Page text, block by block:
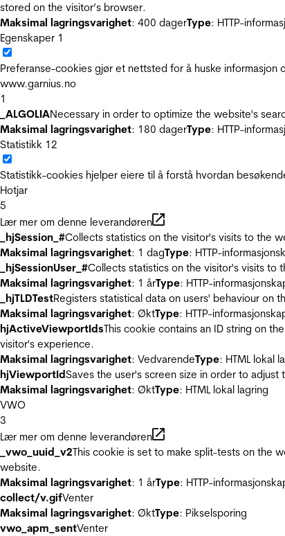
stored on the visitor’s browser.
Maksimal lagringsvarighet: 400 dagerType: HTTP-
Egenskaper 1
Preferanse-cookies gjør et nettsted for å huske
www.garnius.no
1
_ALGOLIANecessary in order to optimize the website's
Maksimal lagringsvarighet: 180 dagerType: HTTP-
Statistikk 12
Statistikk-cookies hjelper eiere til å forstå hvordan
Hotjar
5
Lær mer om denne leverandøren
_hjSession_#Collects statistics on the visitor's visits to the
Maksimal lagringsvarighet: 1 dagType: HTTP-
_hjSessionUser_#Collects statistics on the visitor's visits to
Maksimal lagringsvarighet: 1 årType: HTTP-
_hjTLDTestRegisters statistical data on users' behaviour
Maksimal lagringsvarighet: ØktType: HTTP-
hjActiveViewportIdsThis cookie contains an ID string on
visitor's experience.
Maksimal lagringsvarighet: VedvarendeType: HTML lokal
hjViewportIdSaves the user's screen size in order to
Maksimal lagringsvarighet: ØktType: HTML lokal lagring
VWO
3
Lær mer om denne leverandøren
_vwo_uuid_v2This cookie is set to make split-tests on the
website.
Maksimal lagringsvarighet: 1 årType: HTTP-
collect/v.gifVenter
Maksimal lagringsvarighet: ØktType: Pikselsporing
vwo_apm_sentVenter